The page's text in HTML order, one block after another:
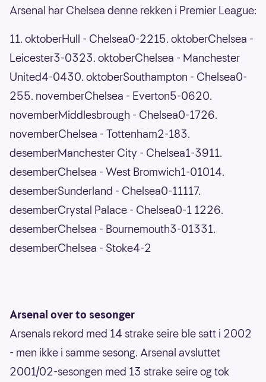
Arsenal har Chelsea denne rekken i Premier League:
11. oktoberHull - Chelsea0-2215. oktoberChelsea -
Leicester3-0323. oktoberChelsea - Manchester
United4-0430. oktoberSouthampton - Chelsea0-
255. novemberChelsea - Everton5-0620.
novemberMiddlesbrough - Chelsea0-1726.
novemberChelsea - Tottenham2-183.
desemberManchester City - Chelsea1-3911.
desemberChelsea - West Bromwich1-01014.
desemberSunderland - Chelsea0-11117.
desemberCrystal Palace - Chelsea0-1 1226.
desemberChelsea - Bournemouth3-01331.
desemberChelsea - Stoke4-2
Arsenal over to sesonger
Arsenals rekord med 14 strake seire ble satt i 2002
- men ikke i samme sesong. Arsenal avsluttet
2001/02-sesongen med 13 strake seire og tok